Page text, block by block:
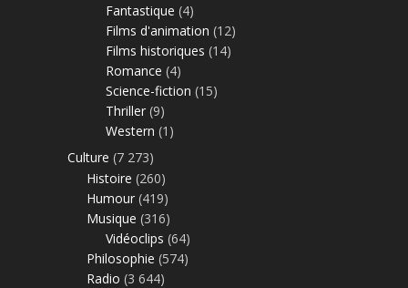
Fantastique (4)
Films d'animation (12)
Films historiques (14)
Romance (4)
Science-fiction (15)
Thriller (9)
Western (1)
Culture (7 273)
Histoire (260)
Humour (419)
Musique (316)
Vidéoclips (64)
Philosophie (574)
Radio (3 644)